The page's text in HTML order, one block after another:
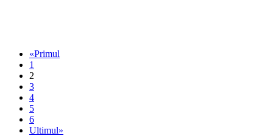
«Primul
1
2
3
4
5
6
Ultimul»